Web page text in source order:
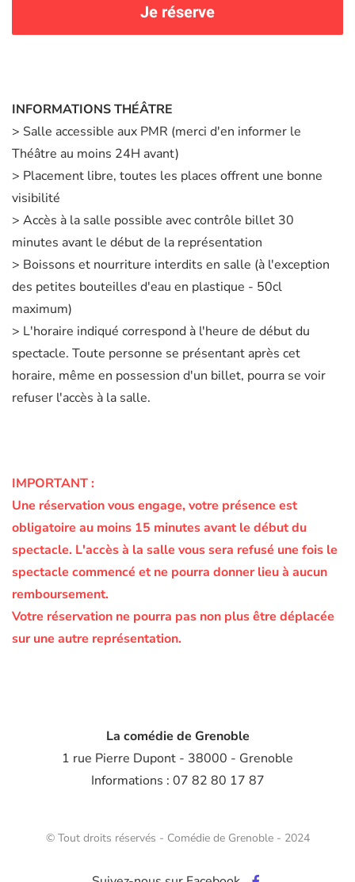
Je réserve
INFORMATIONS THÉÂTRE
> Salle accessible aux PMR (merci d'en informer le
Théâtre au moins 24H avant)
> Placement libre, toutes les places offrent une bonne
visibilité
> Accès à la salle possible avec contrôle billet 30
minutes avant le début de la représentation
> Boissons et nourriture interdits en salle (à l'exception
des petites bouteilles d'eau en plastique - 50cl
maximum)
> L'horaire indiqué correspond à l'heure de début du
spectacle. Toute personne se présentant après cet
horaire, même en possession d'un billet, pourra se voir
refuser l'accès à la salle.
IMPORTANT :
Une réservation vous engage, votre présence est
obligatoire au moins 15 minutes avant le début du
spectacle. L'accès à la salle vous sera refusé une fois le
spectacle commencé et ne pourra donner lieu à aucun
remboursement.
Votre réservation ne pourra pas non plus être déplacée
sur une autre représentation.
La comédie de Grenoble
1 rue Pierre Dupont - 38000 - Grenoble
Informations : 07 82 80 17 87
© Tout droits réservés - Comédie de Grenoble - 2024